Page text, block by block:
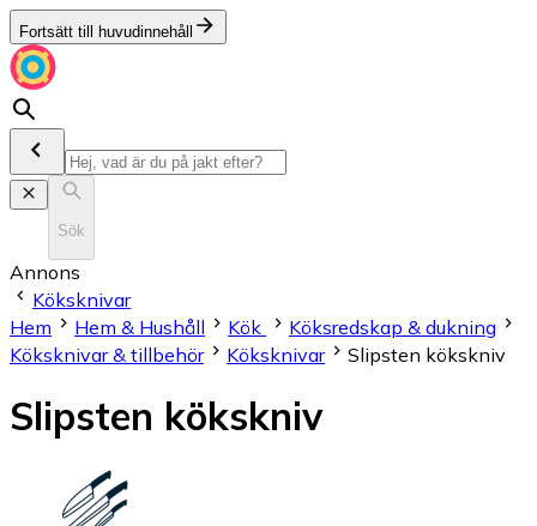
Fortsätt till huvudinnehåll
Sök
Annons
Köksknivar
Hem
Hem & Hushåll Kök
Köksredskap & dukning
Köksknivar & tillbehör
Köksknivar Slipsten kökskniv
Slipsten kökskniv